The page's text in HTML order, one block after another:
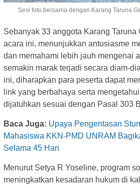
Sesi foto bersama dengan Karang Taruna
Sebanyak 33 anggota Karang Taruna
acara ini, menunjukkan antusiasme
dan memahami lebih jauh mengenai
semakin marak terjadi secara diam-
ini, diharapkan para peserta dapat
link yang berbahaya serta
dijatuhkan sesuai dengan Pasal 303
Baca Juga: Upaya Pengentasan
Mahasiswa KKN-PMD UNRAM
Selama 45 Hari
Menurut Setya R Yoseline, program
meningkatkan kesadaran hukum di